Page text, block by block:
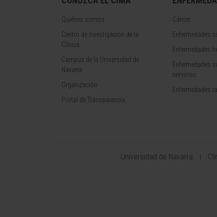
Quiénes somos
Centro de Investigacion de la
Clínica
Campus de la Universidad de
Navarra
Organización
Portal de Transparencia
Cáncer
Enfermedades
Enfermedades
Enfermedades
nervioso
Enfermedades
Universidad de Navarra